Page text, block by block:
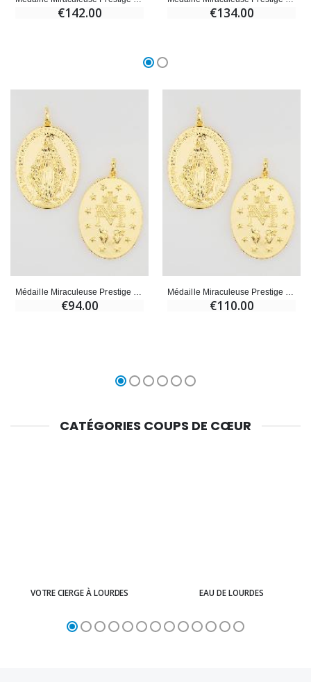
€142.00 €134.00
€94.00 €110.00
CATÉGORIES COUPS DE CŒUR
VOTRE CIERGE À LOURDES EAU DE LOURDES